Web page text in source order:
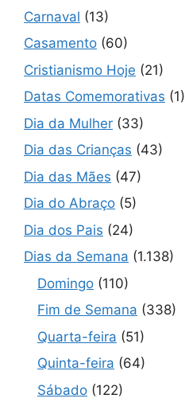
Carnaval (13)
Casamento (60)
Cristianismo Hoje (21)
Datas Comemorativas (1)
Dia da Mulher (33)
Dia das Crianças (43)
Dia das Mães (47)
Dia do Abraço (5)
Dia dos Pais (24)
Dias da Semana (1.138)
Domingo (110)
Fim de Semana (338)
Quarta-feira (51)
Quinta-feira (64)
Sábado (122)